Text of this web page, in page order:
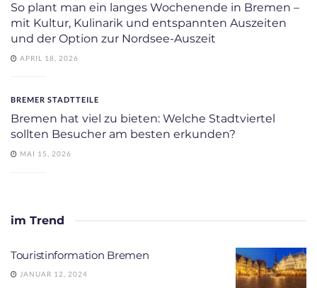
So plant man ein langes Wochenende in Bremen –
mit Kultur, Kulinarik und entspannten Auszeiten
und der Option zur Nordsee-Auszeit
APRIL 18, 2026
BREMER STADTTEILE
Bremen hat viel zu bieten: Welche Stadtviertel
sollten Besucher am besten erkunden?
MAI 15, 2026
im Trend
Touristinformation Bremen
JANUAR 12, 2024